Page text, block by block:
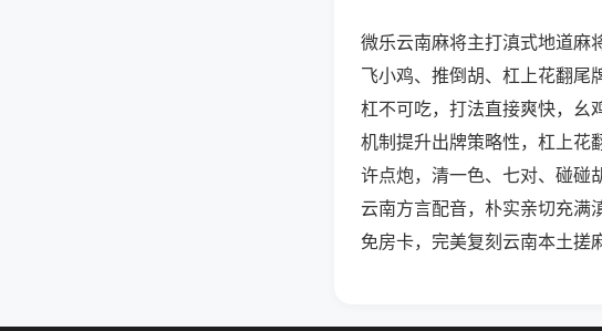
微乐云南麻将主打滇式地道麻
飞小鸡、推倒胡、杠上花翻尾
杠不可吃，打法直接爽快，幺
机制提升出牌策略性，杠上花
许点炮，清一色、七对、碰碰
云南方言配音，朴实亲切充满
免房卡，完美复刻云南本土搓